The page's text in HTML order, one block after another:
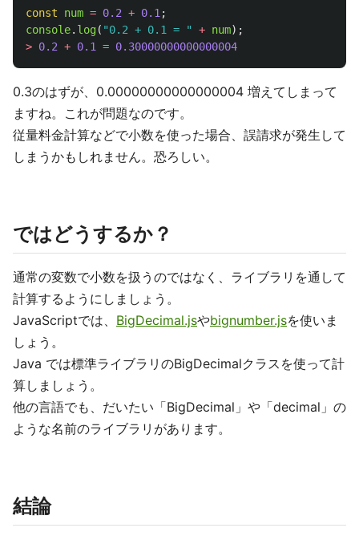
const num = 0.2 + 0.1 ;
console. log( "0.2 + 0.1 = " + num);
> 0.2 + 0.1 = 0.30000000000000004
0.3のはずが、0.00000000000000004 増えてしまって
ますね。これが問題なのです。
従量料金計算などで小数を使った場合、誤請求が発生して
しまうかもしれません。恐ろしい。
ではどうするか？
通常の変数で小数を扱うのではなく、ライブラリを通して
計算するようにしましょう。
JavaScriptでは、 BigDecimal.jsやbignumber.jsを使いま
しょう。
Java では標準ライブラリのBigDecimalクラスを使って計
算しましょう。
他の言語でも、だいたい「BigDecimal」や「decimal」の
ような名前のライブラリがあります。
結論